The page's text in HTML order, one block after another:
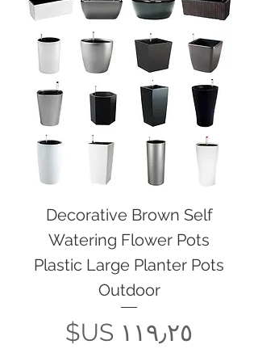
Decorative Brown Self
Watering Flower Pots
Plastic Large Planter Pots
Outdoor
السعر